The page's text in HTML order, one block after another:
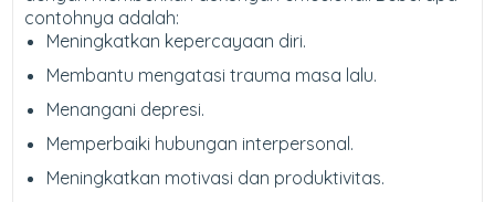
contohnya adalah:
Meningkatkan kepercayaan diri.
Membantu mengatasi trauma masa lalu.
Menangani depresi.
Memperbaiki hubungan interpersonal.
Meningkatkan motivasi dan produktivitas.